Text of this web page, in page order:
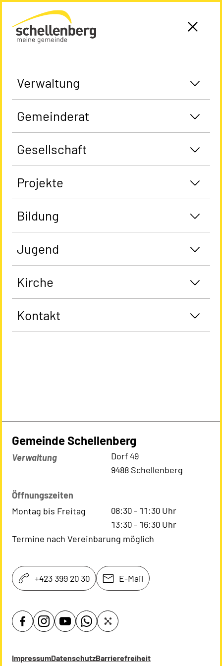
Gemeinde Schellenberg Startseite
Verwaltung
Gemeinderat
Gesellschaft
Projekte
Bildung
Jugend
Kirche
Kontakt
Gemeinde Schellenberg
Verwaltung
Dorf 49
9488 Schellenberg
Öffnungszeiten
Montag bis Freitag
08:30- 11:30 Uhr
13:30- 16:30 Uhr
Termine nach Vereinbarung möglich
+423 399 20 30 E-Mail
ImpressumDatenschutzBarrierefreiheit